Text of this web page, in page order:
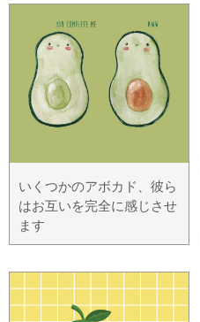
いくつかのアボカド、彼ら
はお互いを完全に感じさせ
ます